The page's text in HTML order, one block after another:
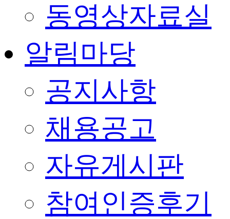
동영상자료실
알림마당
공지사항
채용공고
자유게시판
참여인증후기